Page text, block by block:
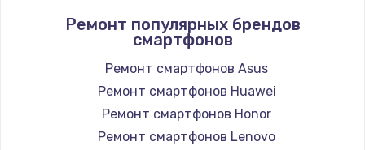
Ремонт популярных брендов
смартфонов
Ремонт смартфонов Asus
Ремонт смартфонов Huawei
Ремонт смартфонов Honor
Ремонт смартфонов Lenovo